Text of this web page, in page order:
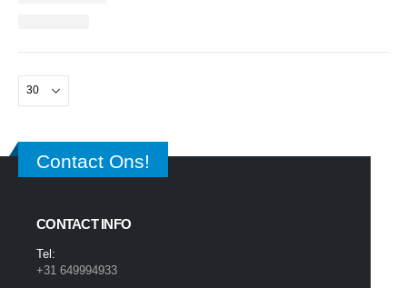
Contact Ons!
CONTACT INFO
Tel:
+31 649994933